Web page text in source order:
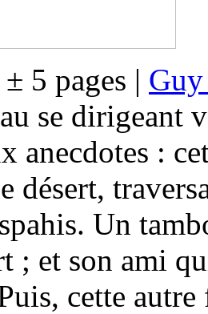
± 5 pages |
se dirigeant
anecdotes :
désert,
Un
; et son ami
cette